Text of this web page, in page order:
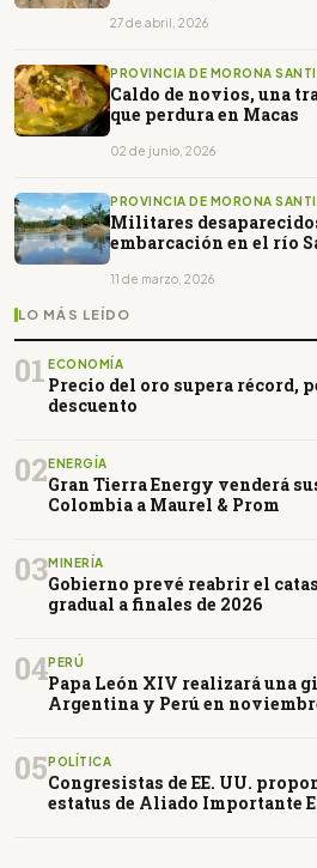
27 de abril, 2026
PROVINCIA DE MORONA
Caldo de novios, una
que perdura en Macas
02 de junio, 2026
PROVINCIA DE MORONA
Militares
embarcación en el río
11 de marzo, 2026
LO MÁS LEÍDO
01 ECONOMÍA
Precio del oro supera récord,
descuento
02 ENERGÍA
Gran Tierra Energy venderá
Colombia a Maurel & Prom
03MINERÍA
Gobierno prevé reabrir el
gradual a finales de 2026
04PERÚ
Papa León XIV realizará una
Argentina y Perú en
05 POLÍTICA
Congresistas de EE. UU.
estatus de Aliado Importante